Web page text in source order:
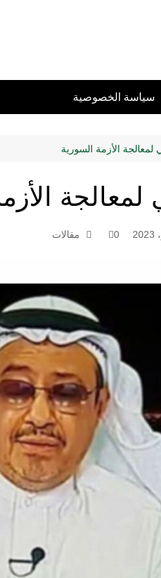
سياسة الخصوصية
لمعالجة الأزمة السورية
0 مقالات